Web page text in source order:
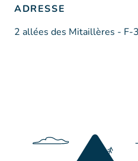
ADRESSE
2 allées des Mitaillères - F-